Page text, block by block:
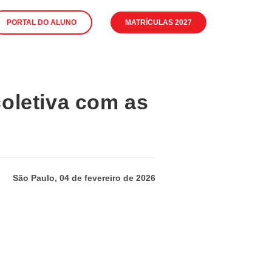
PORTAL DO ALUNO MATRÍCULAS 2027
com as
São Paulo, 04 de fevereiro de 2026